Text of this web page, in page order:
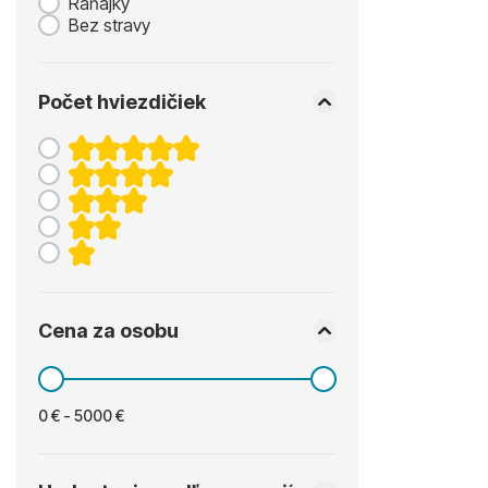
Bez stravy
Počet hviezdičiek
Cena za osobu
0 € - 5000 €